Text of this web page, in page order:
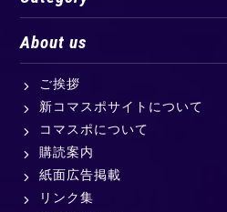
About us
ご挨拶
新コマスポサイトについて
コマスポについて
購読案内
紙面広告掲載
リンク集